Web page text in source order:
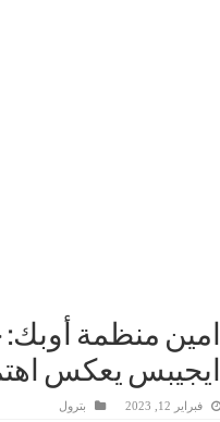
امين منظمة
ايجيبس يعكس
فبراير 12, 2023 بترول